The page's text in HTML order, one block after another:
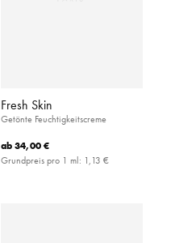
Fresh Skin
Getönte Feuchtigkeitscreme
ab34,00 €
Grundpreis pro 1 ml: 1,13 €